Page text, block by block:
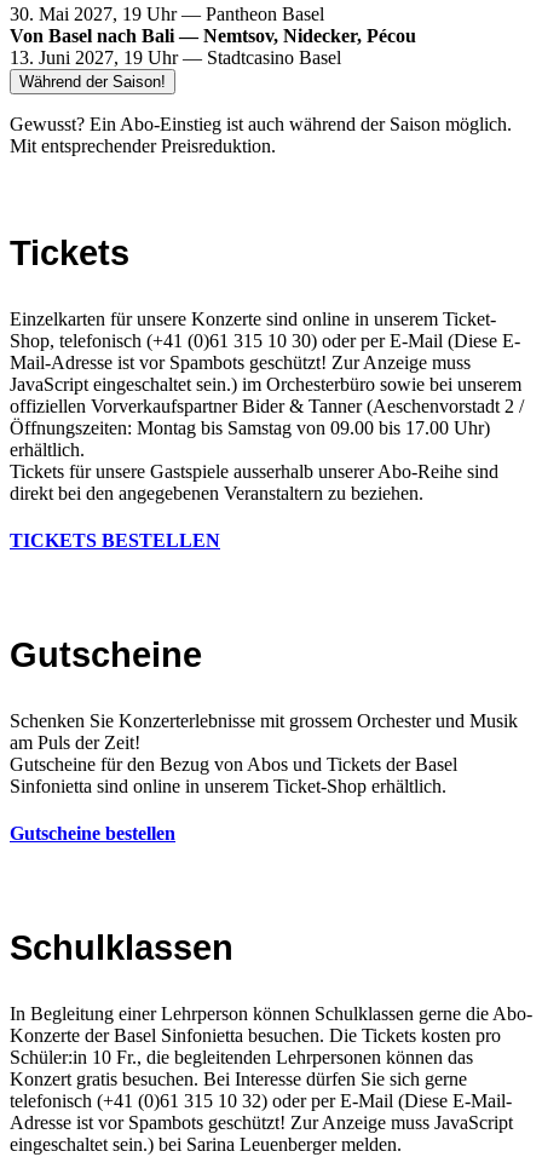
30. Mai 2027, 19 Uhr — Pantheon Basel
Von Basel nach Bali — Nemtsov, Nidecker, Pécou
13. Juni 2027, 19 Uhr — Stadtcasino Basel
Während der Saison!
Gewusst? Ein Abo-Einstieg ist auch während der Saison möglich.
Mit entsprechender Preisreduktion.
Tickets
Einzelkarten für unsere Konzerte sind online in unserem Ticket-
Shop, telefonisch (+41 (0)61 315 10 30) oder per E-Mail (Diese E-
Mail-Adresse ist vor Spambots geschützt! Zur Anzeige muss
JavaScript eingeschaltet sein.) im Orchesterbüro sowie bei unserem
offiziellen Vorverkaufspartner Bider & Tanner (Aeschenvorstadt 2 /
Öffnungszeiten: Montag bis Samstag von 09.00 bis 17.00 Uhr)
erhältlich.
Tickets für unsere Gastspiele ausserhalb unserer Abo-Reihe sind
direkt bei den angegebenen Veranstaltern zu beziehen.
TICKETS BESTELLEN
Gutscheine
Schenken Sie Konzerterlebnisse mit grossem Orchester und Musik
am Puls der Zeit!
Gutscheine für den Bezug von Abos und Tickets der Basel
Sinfonietta sind online in unserem Ticket-Shop erhältlich.
Gutscheine bestellen
Schulklassen
In Begleitung einer Lehrperson können Schulklassen gerne die Abo-
Konzerte der Basel Sinfonietta besuchen. Die Tickets kosten pro
Schüler:in 10 Fr., die begleitenden Lehrpersonen können das
Konzert gratis besuchen. Bei Interesse dürfen Sie sich gerne
telefonisch (+41 (0)61 315 10 32) oder per E-Mail (Diese E-Mail-
Adresse ist vor Spambots geschützt! Zur Anzeige muss JavaScript
eingeschaltet sein.) bei Sarina Leuenberger melden.